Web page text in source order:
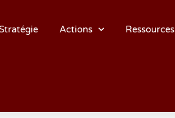
Actions Ressources